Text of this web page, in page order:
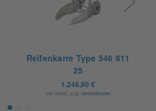
Reifenkarre Type 546 811
25
1.246,80 €
inkl. MwSt., zzgl. Versandkosten